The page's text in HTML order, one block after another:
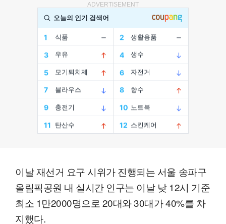
ADVERTISEMENT
이날 재선거 요구 시위가 진행되는 서울 송파구
올림픽공원 내 실시간 인구는 이날 낮 12시 기준
최소 1만2000명으로 20대와 30대가 40%를 차
지했다.